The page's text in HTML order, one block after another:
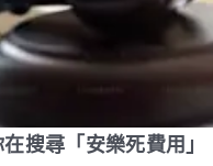
搜尋「安樂死費用